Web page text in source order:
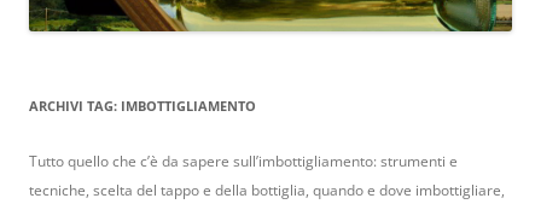
ARCHIVI TAG: IMBOTTIGLIAMENTO
Tutto quello che c’è da sapere sull’imbottigliamento: strumenti e
tecniche, scelta del tappo e della bottiglia, quando e dove imbottigliare,